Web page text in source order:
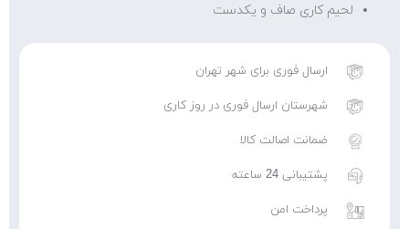
لحیم کاری صاف و یکدست
ارسال فوری برای شهر تهران
شهرستان ارسال فوری در روز کاری
ضمانت اصالت کالا
پشتیبانی 24 ساعته
پرداخت امن